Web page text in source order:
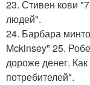
23. Стивен кови
людей".
24. Барбара
Mckinsey" 25.
дороже денег.
потребителей".